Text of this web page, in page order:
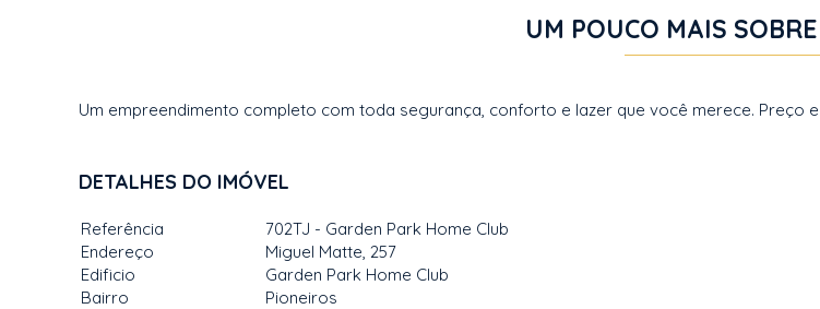
UM POUCO MAIS
Um empreendimento completo com toda segurança, conforto e lazer que você merece. Preço
DETALHES DO IMÓVEL
Referência
702TJ - Garden Park Home Club
Endereço
Miguel Matte, 257
Edificio
Garden Park Home Club
Bairro
Pioneiros